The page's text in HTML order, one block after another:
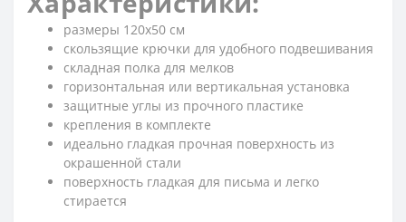
размеры 120x50 см
скользящие крючки для удобного подвешивания
складная полка для мелков
горизонтальная или вертикальная установка
защитные углы из прочного пластике
крепления в комплекте
идеально гладкая прочная поверхность из
окрашенной стали
поверхность гладкая для письма и легко
стирается